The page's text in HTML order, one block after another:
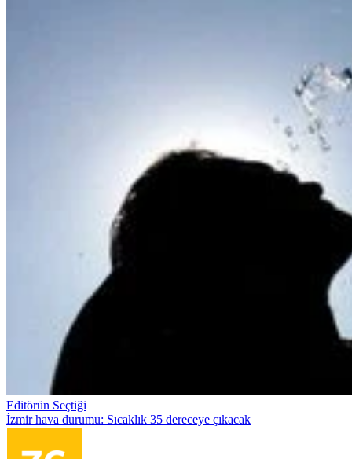
Editörün Seçtiği
İzmir hava durumu: Sıcaklık 35 dereceye çıkacak